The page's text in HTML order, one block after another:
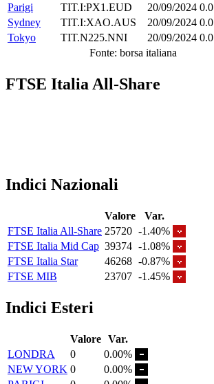
Parigi
TIT.I:PX1.EUD 20/09/2024 0.0
Sydney
TIT.I:XAO.AUS 20/09/2024 0.0
Tokyo
TIT.N225.NNI 20/09/2024 0.0
Fonte: borsa italiana
FTSE Italia All-Share
Indici Nazionali
Valore
Var.
FTSE Italia All-Share 25720 -1.40%
FTSE Italia Mid Cap 39374 -1.08%
FTSE Italia Star
46268 -0.87%
FTSE MIB
23707 -1.45%
Indici Esteri
Valore Var.
LONDRA
0
0.00%
NEW YORK 0
0.00%